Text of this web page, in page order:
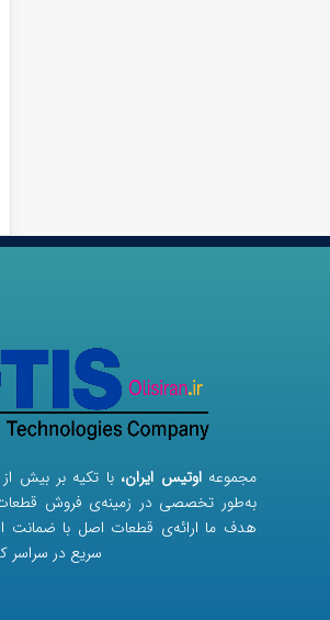
مجموعهاوتیس ایران، با تکیه بر بیش
به‌طور تخصصی در زمینه‌ی فروش قطعات
هدف ما ارائه‌ی قطعات اصل با ضمانت
سریع در سراسر